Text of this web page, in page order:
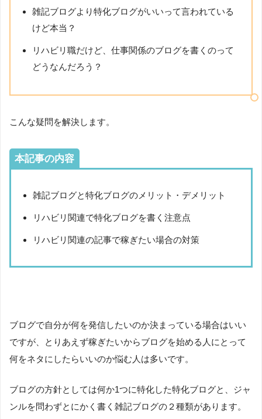
雑記ブログより特化ブログがいいって言われている
けど本当？
リハビリ職だけど、仕事関係のブログを書くのって
どうなんだろう？
こんな疑問を解決します。
本記事の内容
雑記ブログと特化ブログのメリット・デメリット
リハビリ関連で特化ブログを書く注意点
リハビリ関連の記事で稼ぎたい場合の対策
ブログで自分が何を発信したいのか決まっている場合はいい
ですが、とりあえず稼ぎたいからブログを始める人にとって
何をネタにしたらいいのか悩む人は多いです。
ブログの方針としては何か1つに特化した特化ブログと、ジャ
ンルを問わずとにかく書く雑記ブログの２種類があります。